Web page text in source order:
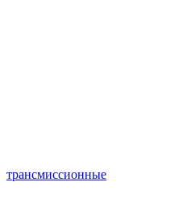
трансмиссионные